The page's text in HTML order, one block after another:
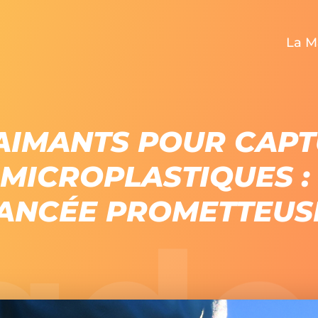
La
POUR
:
QUI SOMMES-
NOS
NOS